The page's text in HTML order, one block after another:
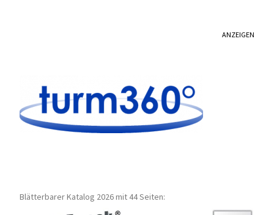
ANZEIGEN
Blätterbarer Katalog 2026 mit 44 Seiten: